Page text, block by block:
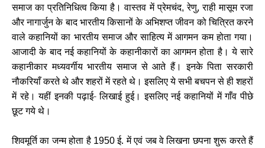
समाज का प्रतिनिधित्व किया है। वास्तव में प्रेमचंद,रेणु,राही मासूम रजा
और नागार्जुन के बाद भारतीय किसानों के अभिशप्त जीवन को चित्रित करने
वाले कहानियों का भारतीय समाज और साहित्य में आगमन कम होता गया।
आजादी के बाद नई कहानियों के कहानीकारों का आगमन होता है। ये सारे
कहानीकार मध्यवर्गीय भारतीय समाज से आते हैं। इनके पिता सरकारी
नौकरियाँ करते थे और शहरों में रहते थे। इसलिए ये सभी बचपन से ही शहरों
में रहे। यहीं इनकी पढ़ाई- लिखाई हुई। इसलिए नई कहानियों में गाँव पीछे
छूट गये थे।
शिवमूर्ति का जन्म होता है 1950ई. में एवं जब वे लिखना छपना शुरू करते हैं